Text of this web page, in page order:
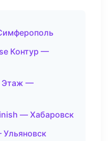
Контур —
Этаж —
— Хабаровск